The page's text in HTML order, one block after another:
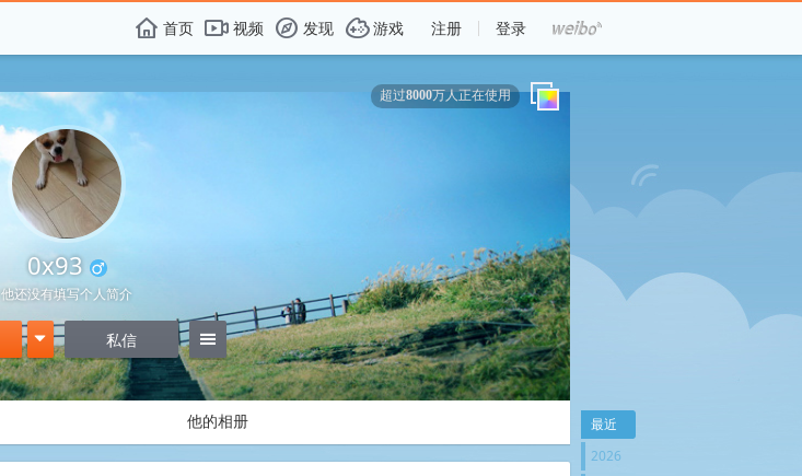
E 首页  视频 F 发现 G游戏 注册 登录
0x93
他还没有填写个人简介
g 私信 =
超过8000万人正在使用
他的相册
最近
2026